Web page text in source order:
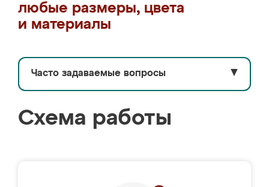
любые размеры, цвета
и материалы
Часто задаваемые вопросы ▼
Схема работы